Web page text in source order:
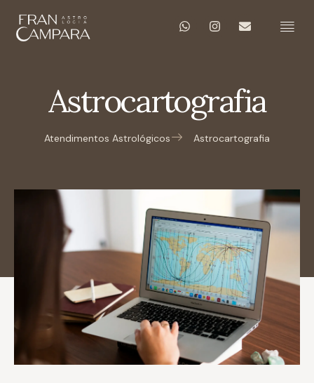
Astrocartografia
Atendimentos Astrológicos Astrocartografia